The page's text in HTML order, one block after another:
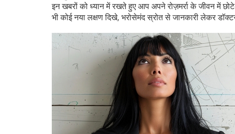
इन खबरों को ध्यान में रखते हुए आप अपने रोज़मर्रा के जीवन में
भी कोई नया लक्षण दिखे, भरोसेमंद स्रोत से जानकारी लेकर